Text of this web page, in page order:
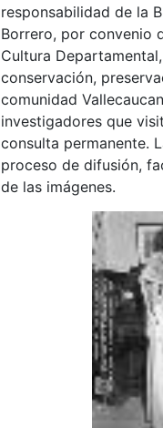
responsabilidad de la
Borrero, por convenio
Cultura
conservación,
comunidad
investigadores que
consulta permanente.
proceso de difusión,
de las imágenes.